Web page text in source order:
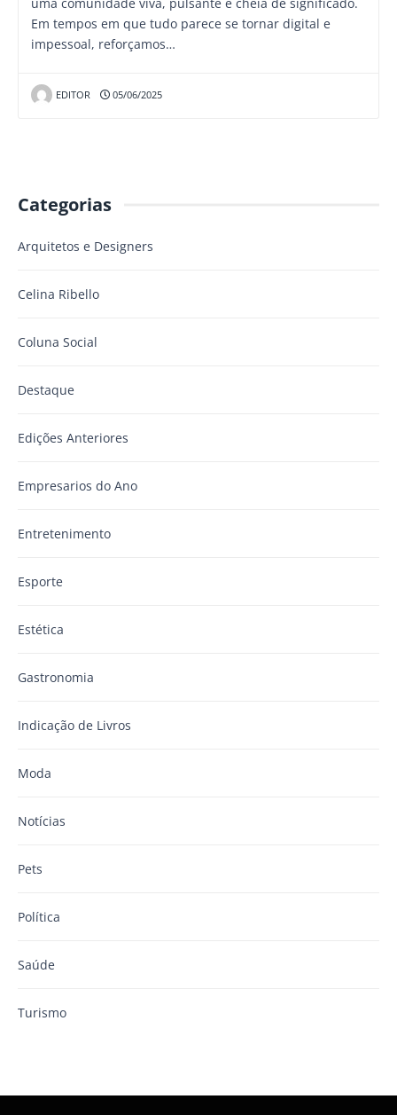
Em tempos em que tudo parece se tornar digital e
impessoal, reforçamos…
EDITOR 05/06/2025
Categorias
Arquitetos e Designers
Celina Ribello
Coluna Social
Destaque
Edições Anteriores
Empresarios do Ano
Entretenimento
Esporte
Estética
Gastronomia
Indicação de Livros
Moda
Notícias
Pets
Política
Saúde
Turismo